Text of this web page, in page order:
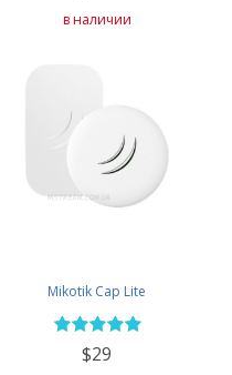
в наличии
Mikotik Cap Lite
$29